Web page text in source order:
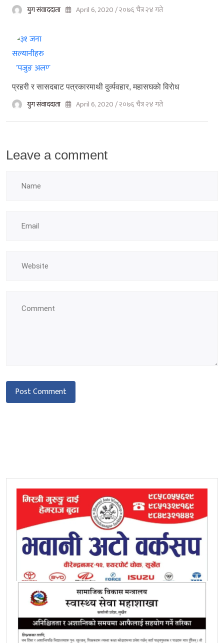
युग संवाददाता April 6, 2020 / २०७६ चैत्र २४ गते
प्रहरी र सासदबाट पत्रकारमाथी दुर्व्यवहार, महास‌घकाे विराेध
युग संवाददाता April 6, 2020 / २०७६ चैत्र २४ गते
Leave a comment